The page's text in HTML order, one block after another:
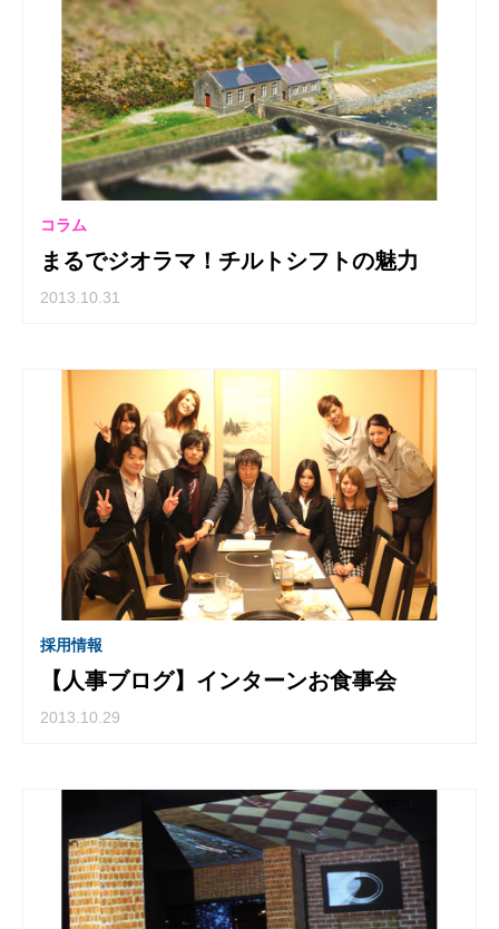
コラム
まるでジオラマ！チルトシフトの魅力
2013.10.31
採用情報
【人事ブログ】インターンお食事会
2013.10.29